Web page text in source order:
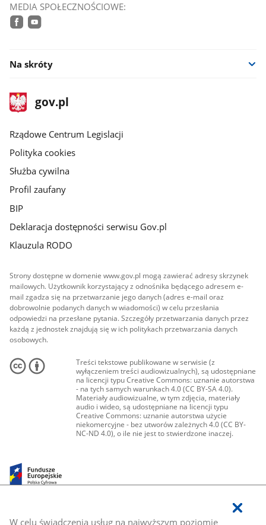
W celu świadczenia usług na najwyższym poziomie
MEDIA SPOŁECZNOŚCIOWE:
Na skróty
stopka
gov.plStrona
gov.pl
Rządowe Centrum Legislacji
Polityka cookies
Służba cywilna
Profil zaufany
BIP
Deklaracja dostępności serwisu Gov.pl
Klauzula RODO
Strony dostępne w domenie www.gov.pl mogą zawierać adresy skrzynek
mailowych. Użytkownik korzystający z odnośnika będącego adresem e-
mail zgadza się na przetwarzanie jego danych (adres e-mail oraz
dobrowolnie podanych danych w wiadomości) w celu przesłania
odpowiedzi na przesłane pytania. Szczegóły przetwarzania danych przez
każdą z jednostek znajdują się w ich politykach przetwarzania danych
osobowych.
Treści tekstowe publikowane w serwisie (z
wyłączeniem treści audiowizualnych), są udostępniane
na licencji typu Creative Commons: uznanie autorstwa
- na tych samych warunkach 4.0 (CC BY-SA 4.0).
Materiały audiowizualne, w tym zdjęcia, materiały
audio i wideo, są udostępniane na licencji typu
Creative Commons: uznanie autorstwa użycie
niekomercyjne - bez utworów zależnych 4.0 (CC BY-
NC-ND 4.0), o ile nie jest to stwierdzone inaczej.